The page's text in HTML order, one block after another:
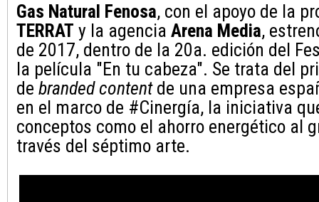
Gas Natural Fenosa, con el apoyo de la
TERRAT y la agencia Arena Media,
de 2017, dentro de la 20a. edición del
la película "En tu cabeza". Se trata del
de branded contentde una empresa
en el marco de #Cinergía, la iniciativa
conceptos como el ahorro energético al
través del séptimo arte.